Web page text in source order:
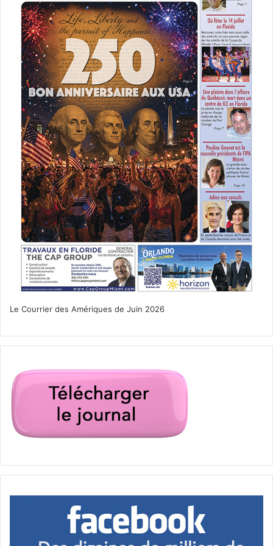
en Europe est un souvenir et certains pensaient qu’il était
dans une sorte de semi-retraite aux USA, il suffit de voir
ses performances cette année pour savoir qu’il n’est
toujours pas très loin du ballon d’or. En cas de victoire de
l’Argentine lors de la Coupe du Monde en juillet, il pourrait
bien de nouveau intégrer le Top20 mondial. Cette année, à
38 ans il est le meilleur butteur de MLS avec 35 buts mais
aussi le meilleur en passes décisives. C’est le 13e
championnat national que gagne Léo Messi après en avoir
remporté 10 avec Barcelone, et 2 avec Paris. Sa carrière
est unique – le plus grand athlète de tous les temps – et il
sera encore à la manœuvre lors de la prochaine saison.
Elle débutera dans le nouveau stade, Freedom Park, près
de l’aéroport de Miami, qui est en train d’être terminé.
Sans attendre, il est permis aussi de constater la chaleur
du public de Miami, « la familia », qui y a cru depuis la
première minute.
Lorsque sa construction sera terminée cet hiver, le Freedom Park
Messi et Beckham ont modifié le visage du « soccer » aux
Etats-Unis. Les autres équipes savent que, désormais,
elles vont devoir se mettre au niveau. Un niveau qui est
déjà parmi les plus élevés du monde occidental, même s’il
est encore derrière les plus brillants d’Europe. Pour Miami
Le Courrier des Amériques de Juin 2026